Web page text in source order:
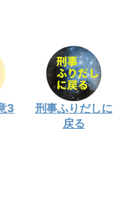
3
刑事ふりだしに
戻る